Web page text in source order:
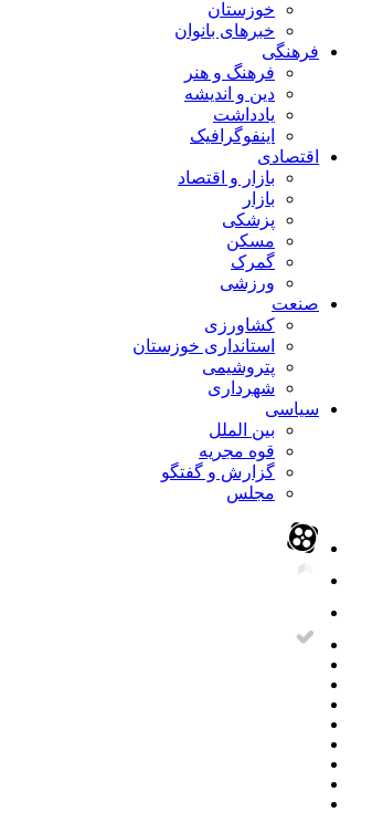
خوزستان
خبرهای بانوان
فرهنگی
فرهنگ و هنر
دین و اندیشه
یادداشت
اینفوگرافیک
اقتصادی
بازار و اقتصاد
بازار
پزشکی
مسکن
گمرک
ورزشی
صنعت
کشاورزی
استانداری خوزستان
پتروشیمی
شهرداری
سیاسی
بین الملل
قوه مجریه
گزارش و گفتگو
مجلس